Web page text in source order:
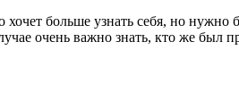
хочет больше узнать себя, но нужно
очень важно знать, кто же был